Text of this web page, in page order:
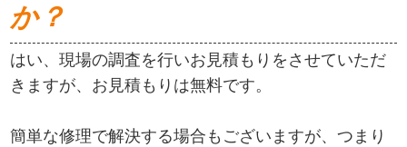
か？
はい、現場の調査を行いお見積もりをさせていただ
きますが、お見積もりは無料です。
簡単な修理で解決する場合もございますが、つまり